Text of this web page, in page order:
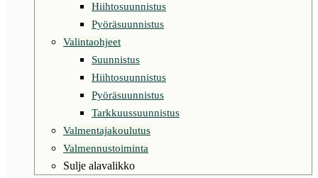
Hiihtosuunnistus
Pyöräsuunnistus
Valintaohjeet
Suunnistus
Hiihtosuunnistus
Pyöräsuunnistus
Tarkkuussuunnistus
Valmentajakoulutus
Valmennustoiminta
Sulje alavalikko